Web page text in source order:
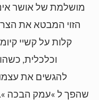
מושלמת של אושר
הזוי המבטא את
קלות על קשיי
וכלכלית,
להגשים את
שהפך ל »עמק הבכה ».